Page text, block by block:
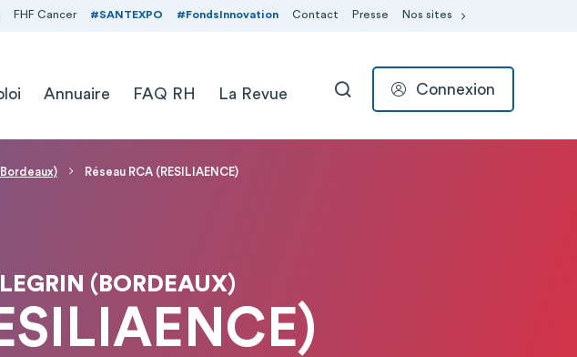
FHF Cancer #SANTEXPO #FondsInnovation Contact Presse Nos sites
Annuaire FAQ RH La Revue RECHERCHER
Connexion
Réseau RCA (RESILIAENCE)
(BORDEAUX)